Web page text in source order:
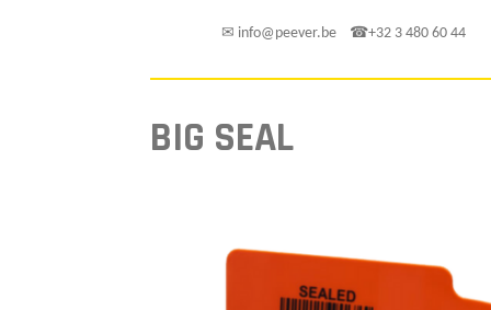
✉ info@peever.be ☎+32 3 480 60 44
BIG SEAL